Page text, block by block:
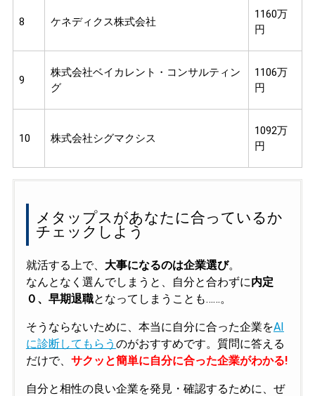
8 ケネディクス株式会社
1160万
円
9
株式会社ベイカレント・コンサルティン
グ
1106万
円
10 株式会社シグマクシス
1092万
円
メタップスがあなたに合っているか
チェックしよう
就活する上で、 大事になるのは企業選び。
なんとなく選んでしまうと、自分と合わずに内定
０、早期退職となってしまうことも……。
そうならないために、本当に自分に合った企業をAI
に診断してもらう のがおすすめです。質問に答える
だけで、 サクッと簡単に自分に合った企業がわかる!
自分と相性の良い企業を発見・確認するために、ぜ